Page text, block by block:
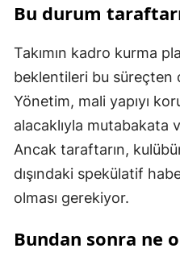
Bu durum
Takımın kadro kurma
beklentileri bu süreçten
Yönetim, mali yapıyı
alacaklıyla mutabakata
Ancak taraftarın,
dışındaki spekülatif
olması gerekiyor.
Bundan sonra ne